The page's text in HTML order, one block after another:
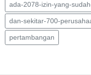
ada-2078-izin-yang-
dan-sekitar-700-
pertambangan